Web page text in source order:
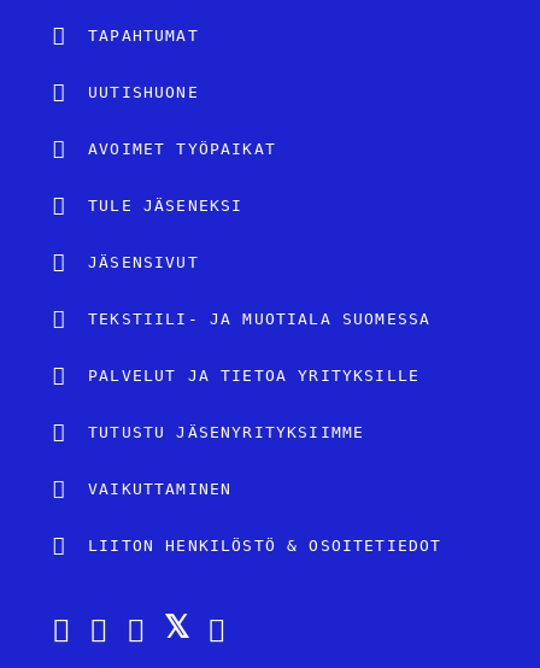
TAPAHTUMAT
UUTISHUONE
AVOIMET TYÖPAIKAT
TULE JÄSENEKSI
JÄSENSIVUT
TEKSTIILI- JA MUOTIALA SUOMESSA
PALVELUT JA TIETOA YRITYKSILLE
TUTUSTU JÄSENYRITYKSIIMME
VAIKUTTAMINEN
LIITON HENKILÖSTÖ & OSOITETIEDOT